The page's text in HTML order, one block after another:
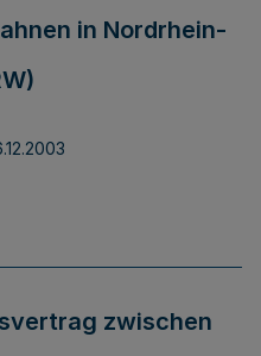
in Nordrhein-
zwischen